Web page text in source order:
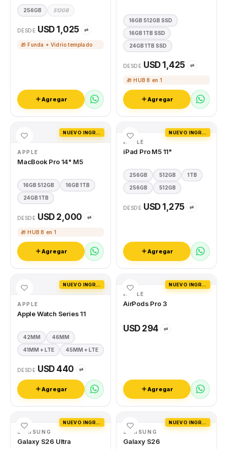
256GB 512GB
DESDE USD 1,025 ⇄
🎁 Funda + Vidrio templado
Agregar
16GB 512GB SSD
16GB 1TB SSD
24GB 1TB SSD
DESDE USD 1,425 ⇄
🎁 HUB 8 en 1
Agregar
APPLE
MacBook Pro 14" M5
16GB 512GB 16GB 1TB
24GB 1TB
DESDE USD 2,000 ⇄
🎁 HUB 8 en 1
Agregar
APPLE
iPad Pro M5 11"
256GB 512GB 1TB
256GB 512GB
DESDE USD 1,275 ⇄
Agregar
APPLE
Apple Watch Series 11
42MM 46MM
41MM + LTE 45MM + LTE
DESDE USD 440 ⇄
Agregar
APPLE
AirPods Pro 3
USD 294 ⇄
Agregar
SAMSUNG
Galaxy S26 Ultra
SAMSUNG
Galaxy S26